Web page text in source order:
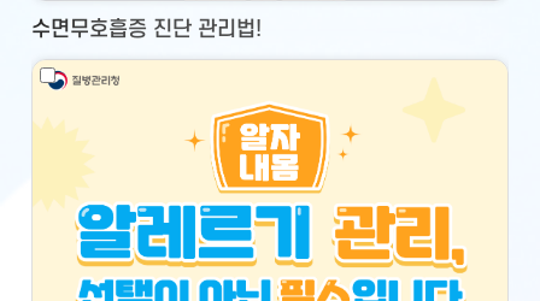
수면무호흡증 진단 관리법!